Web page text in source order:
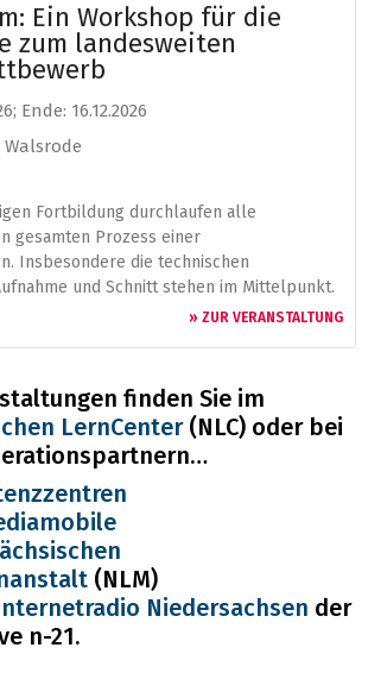
Ein Workshop für die
zum landesweiten
; Ende: 16.12.2026
Fortbildung durchlaufen alle
gesamten Prozess einer
Insbesondere die technischen
und Schnitt stehen im Mittelpunkt.
» ZUR VERANSTALTUNG
finden Sie im
LernCenter(NLC) oder bei
(NLM)
Niedersachsen der
n-21.